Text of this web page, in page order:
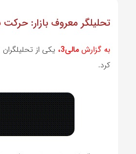
تحلیلگر معروف بازار:
به گزارشمالی3،
کرد.